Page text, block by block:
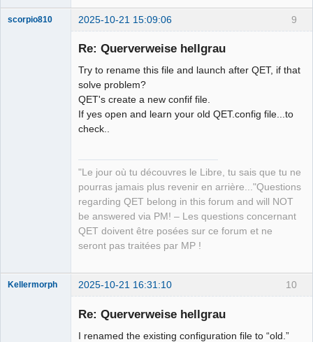
9
scorpio810 2025-10-21 15:09:06
Re: Querverweise hellgrau
Try to rename this file and launch after QET, if that
solve problem?
QET's create a new confif file.
If yes open and learn your old QET.config file...to
check..
"Le jour où tu découvres le Libre, tu sais que tu ne
pourras jamais plus revenir en arrière..."Questions
regarding QET belong in this forum and will NOT
be answered via PM! – Les questions concernant
QET doivent être posées sur ce forum et ne
seront pas traitées par MP !
10
Kellermorph 2025-10-21 16:31:10
Re: Querverweise hellgrau
I renamed the existing configuration file to “old.”